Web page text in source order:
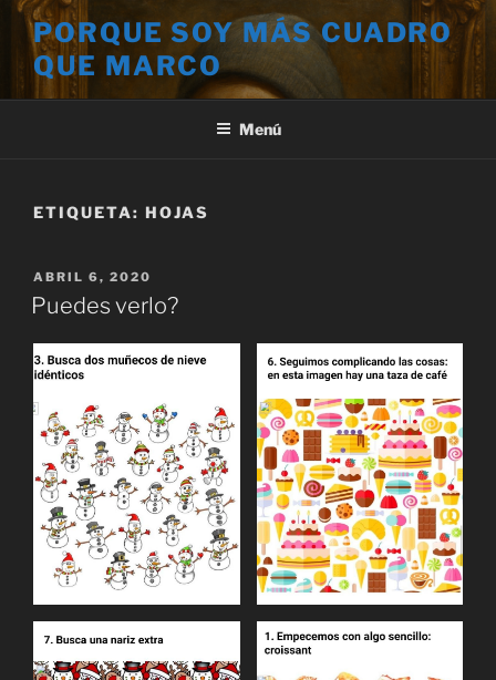
Saltar
contenido
PORQUE SOY MÁS CUADRO
QUE MARCO
Menú
ETIQUETA: HOJAS
PUBLICADO
EL
ABRIL 6, 2020
Puedes verlo?